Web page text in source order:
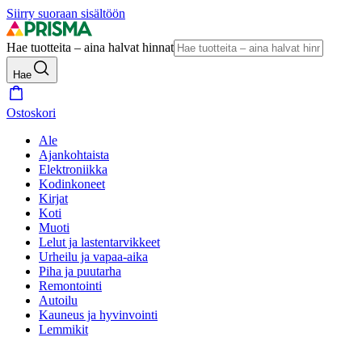
Siirry suoraan sisältöön
Hae tuotteita – aina halvat hinnat
Hae
Ostoskori
Ale
Ajankohtaista
Elektroniikka
Kodinkoneet
Kirjat
Koti
Muoti
Lelut ja lastentarvikkeet
Urheilu ja vapaa-aika
Piha ja puutarha
Remontointi
Autoilu
Kauneus ja hyvinvointi
Lemmikit